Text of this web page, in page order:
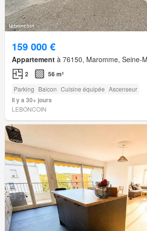
159 000 €
Appartement à 76150, Maromme, Seine-
2 56 m²
Parking Balcon Cuisine équipée Ascenseur
Il y a 30+ jours
LEBONCOIN